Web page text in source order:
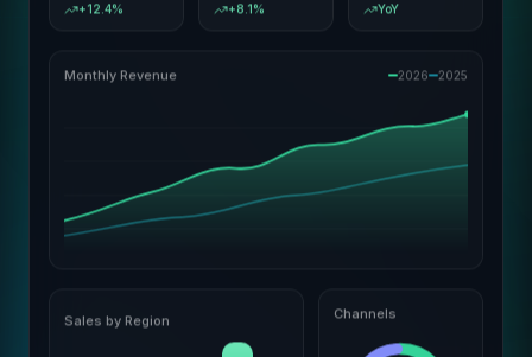
+12.4% +8.1% YoY
Monthly Revenue 2026 2025
Sales by Region Channels